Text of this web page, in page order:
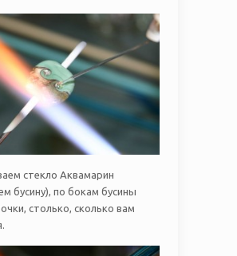
стекло Аквамарин
бусину), по бокам бусины
столько, сколько вам